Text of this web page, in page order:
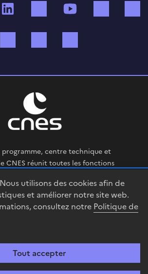
utilisons des cookies afin de
et améliorer notre site web.
consultez notre Politique de
Tout accepter
TikTok
programme, centre technique et
CNES réunit toutes les fonctions
spatiale.
gouvernement.fr
conforme Mentions légales